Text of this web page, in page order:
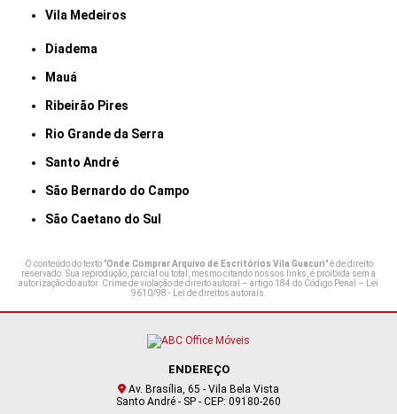
Vila Medeiros
Diadema
Mauá
Ribeirão Pires
Rio Grande da Serra
Santo André
São Bernardo do Campo
São Caetano do Sul
O conteúdo do texto "Onde Comprar Arquivo de Escritórios Vila Guacuri" é de direito
reservado. Sua reprodução, parcial ou total, mesmo citando nossos links, é proibida sem a
autorização do autor. Crime de violação de direito autoral – artigo 184 do Código Penal – Lei
9610/98 - Lei de direitos autorais.
ENDEREÇO
Av. Brasília, 65 - Vila Bela Vista
Santo André - SP - CEP: 09180-260